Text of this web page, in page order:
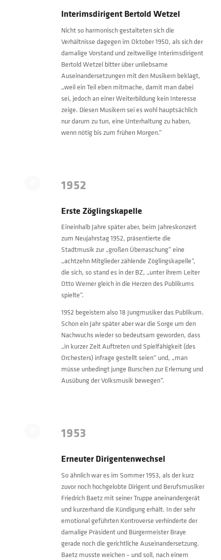
Interimsdirigent Bertold Wetzel
Nicht so harmonisch gestalteten sich die
Verhältnisse dagegen im Oktober 1950, als sich der
damalige Vorstand und zeitweilige Interimsdirigent
Bertold Wetzel bitter über unliebsame
Auseinandersetzungen mit den Musikern beklagt,
„weil ein Teil eben mitmache, damit man dabei
sei, jedoch an einer Weiterbildung kein Interesse
zeige. Diesen Musikern sei es wohl hauptsächlich
nur darum zu tun, eine Unterhaltung zu haben,
wenn nötig bis zum frühen Morgen.“
1952
Erste Zöglingskapelle
Eineinhalb Jahre später aber, beim Jahreskonzert
zum Neujahrstag 1952, präsentierte die
Stadtmusik zur „großen Überraschung“ eine
„achtzehn Mitglieder zählende Zöglingskapelle“,
die sich, so stand es in der BZ, „unter ihrem Leiter
Otto Werner gleich in die Herzen des Publikums
spielte“.
1952 begeistern also 18 Jungmusiker das Publikum.
Schon ein Jahr später aber war die Sorge um den
Nachwuchs wieder so bedeutsam geworden, dass
„in kurzer Zeit Auftreten und Spielfähigkeit (des
Orchesters) infrage gestellt seien“ und, „man
müsse unbedingt junge Burschen zur Erlernung und
Ausübung der Volksmusik bewegen“.
1953
Erneuter Dirigentenwechsel
So ähnlich war es im Sommer 1953, als der kurz
zuvor noch hochgelobte Dirigent und Berufsmusiker
Friedrich Baetz mit seiner Truppe aneinandergerät
und kurzerhand die Kündigung erhält. In der sehr
emotional geführten Kontroverse verhinderte der
damalige Präsident und Bürgermeister Braye
gerade noch die gerichtliche Auseinandersetzung.
Baetz musste weichen – und soll, nach einem